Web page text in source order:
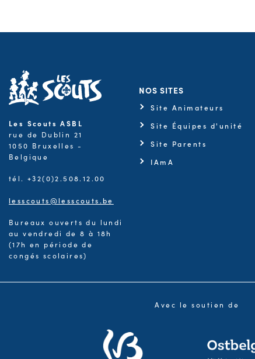
Les Scouts ASBL
rue de Dublin 21
1050 Bruxelles -
Belgique
tél. +32(0)2.508.12.00
lesscouts@lesscouts.be
Bureaux ouverts du lundi
au vendredi de 8 à 18h
(17h en période de
congés scolaires)
NOS SITES
Site Animateurs
Site Équipes d'unité
Site Parents
IAmA
Avec le soutien de